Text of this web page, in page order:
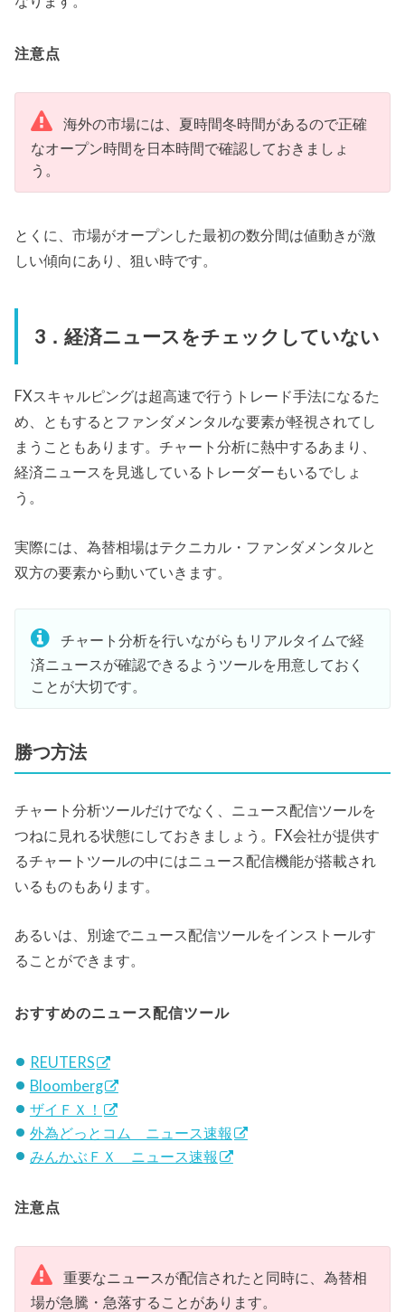
注意点
海外の市場には、夏時間冬時間があるので正確
なオープン時間を日本時間で確認しておきましょ
う。
とくに、市場がオープンした最初の数分間は値動きが激
しい傾向にあり、狙い時です。
3．経済ニュースをチェックしていない
FXスキャルピングは超高速で行うトレード手法になるた
め、ともするとファンダメンタルな要素が軽視されてし
まうこともあります。チャート分析に熱中するあまり、
経済ニュースを見逃しているトレーダーもいるでしょ
う。
実際には、為替相場はテクニカル・ファンダメンタルと
双方の要素から動いていきます。
チャート分析を行いながらもリアルタイムで経
済ニュースが確認できるようツールを用意しておく
ことが大切です。
勝つ方法
チャート分析ツールだけでなく、ニュース配信ツールを
つねに見れる状態にしておきましょう。FX会社が提供す
るチャートツールの中にはニュース配信機能が搭載され
いるものもあります。
あるいは、別途でニュース配信ツールをインストールす
ることができます。
おすすめのニュース配信ツール
REUTERS
Bloomberg
ザイＦＸ！
外為どっとコム ニュース速報
みんかぶＦＸ ニュース速報
注意点
重要なニュースが配信されたと同時に、為替相
場が急騰・急落することがあります。